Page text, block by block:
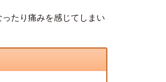
たり痛みを感じてしまい